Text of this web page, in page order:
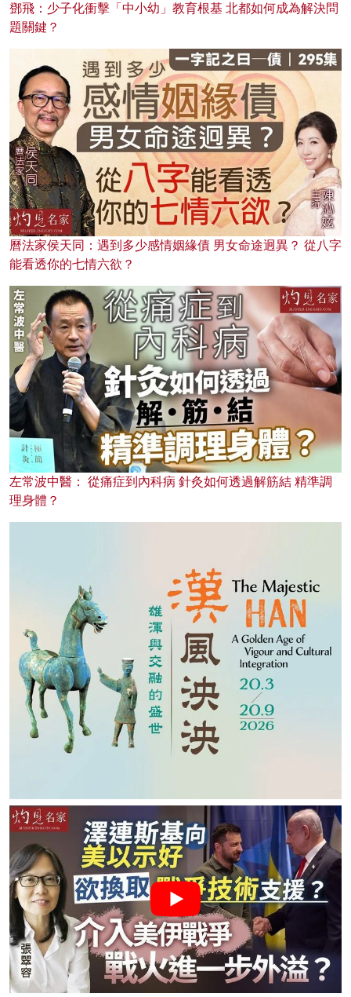
鄧飛：少子化衝擊「中小幼」教育根基 北都如何成為解決問
題關鍵？
曆法家侯天同：遇到多少感情姻緣債 男女命途迥異？ 從八字
能看透你的七情六欲？
左常波中醫： 從痛症到內科病 針灸如何透過解筋結 精準調
理身體？